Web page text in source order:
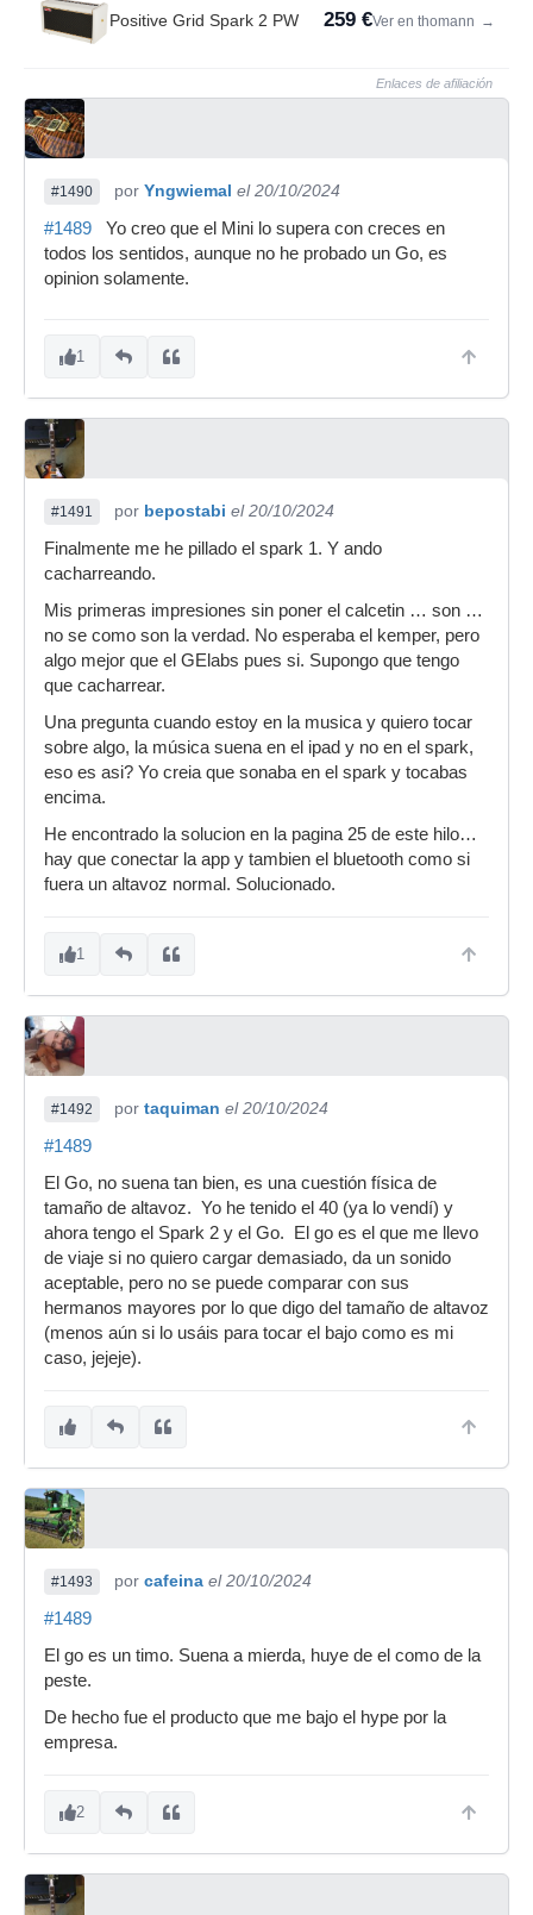
Positive Grid Spark 2 PW 259 €Ver en thomann →
Enlaces de afiliación
#1490 por Yngwiemal el 20/10/2024
#1489 Yo creo que el Mini lo supera con creces en
todos los sentidos, aunque no he probado un Go, es
opinion solamente.
1
#1491 por bepostabi el 20/10/2024
Finalmente me he pillado el spark 1. Y ando
cacharreando.
Mis primeras impresiones sin poner el calcetin … son …
no se como son la verdad. No esperaba el kemper, pero
algo mejor que el GElabs pues si. Supongo que tengo
que cacharrear.
Una pregunta cuando estoy en la musica y quiero tocar
sobre algo, la música suena en el ipad y no en el spark,
eso es asi? Yo creia que sonaba en el spark y tocabas
encima.
He encontrado la solucion en la pagina 25 de este hilo…
hay que conectar la app y tambien el bluetooth como si
fuera un altavoz normal. Solucionado.
1
#1492 por taquiman el 20/10/2024
#1489
El Go, no suena tan bien, es una cuestión física de
tamaño de altavoz. Yo he tenido el 40 (ya lo vendí) y
ahora tengo el Spark 2 y el Go. El go es el que me llevo
de viaje si no quiero cargar demasiado, da un sonido
aceptable, pero no se puede comparar con sus
hermanos mayores por lo que digo del tamaño de altavoz
(menos aún si lo usáis para tocar el bajo como es mi
caso, jejeje).
#1493 por cafeina el 20/10/2024
#1489
El go es un timo. Suena a mierda, huye de el como de la
peste.
De hecho fue el producto que me bajo el hype por la
empresa.
2